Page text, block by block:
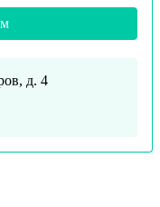
д. 4